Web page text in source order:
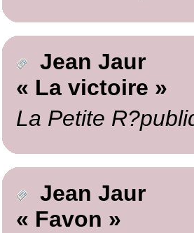
Jean Jaur
« La victoire »
La Petite
Jean Jaur
« Favon »